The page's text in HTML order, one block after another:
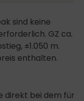
sind keine
GZ ca.
±1.050 m.
enthalten.
direkt bei dem für